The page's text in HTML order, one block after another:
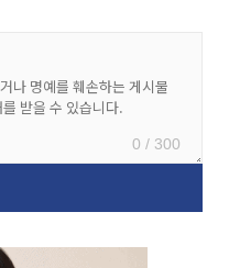
0 / 300